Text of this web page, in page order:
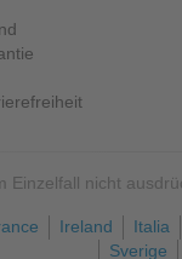
nicht
Ireland Italia
Sverige